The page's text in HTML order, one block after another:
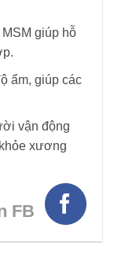
giúp hỗ
ẩm, giúp các
vận động
xương
FB